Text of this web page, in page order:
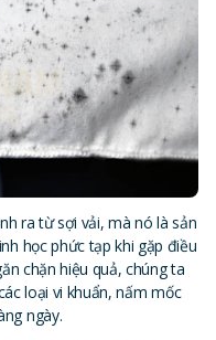
ra từ sợi vải, mà nó là sản
học phức tạp khi gặp điều
chặn hiệu quả, chúng ta
loại vi khuẩn, nấm mốc
ngày.